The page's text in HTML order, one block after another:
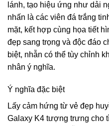
lánh, tạo hiệu ứng như dải
nhấn là các viên đá trắng
mặt, kết hợp cùng họa tiết
đẹp sang trọng và độc đáo
biệt, nhẫn có thể tùy chỉnh
nhân ý nghĩa.
Ý nghĩa đặc biệt
Lấy cảm hứng từ vẻ đẹp
Galaxy K4 tượng trưng cho